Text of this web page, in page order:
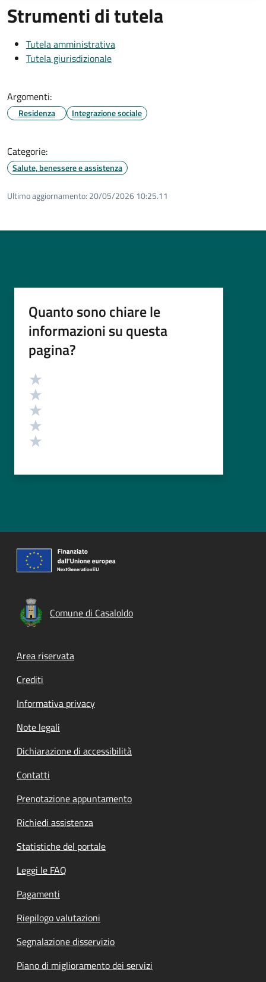
Strumenti di tutela
Tutela amministrativa
Tutela giurisdizionale
Argomenti:
Residenza Integrazione sociale
Categorie:
Salute, benessere e assistenza
Ultimo aggiornamento: 20/05/2026 10:25.11
Quanto sono chiare le
informazioni su questa
pagina?
Valutazione
Comune di Casaloldo
Footer menu
Area riservata
Crediti
Informativa privacy
Note legali
Dichiarazione di accessibilità
Contatti
Prenotazione appuntamento
Richiedi assistenza
Statistiche del portale
Leggi le FAQ
Pagamenti
Riepilogo valutazioni
Segnalazione disservizio
Piano di miglioramento dei servizi